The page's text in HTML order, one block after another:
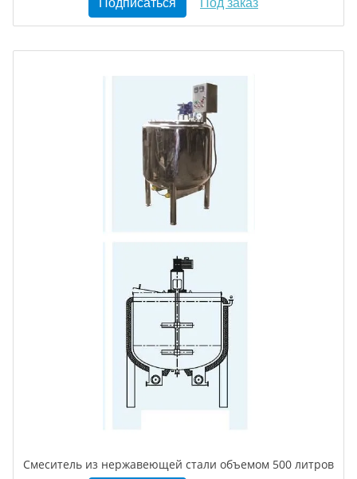
Смеситель из нержавеющей стали объемом 500 литров